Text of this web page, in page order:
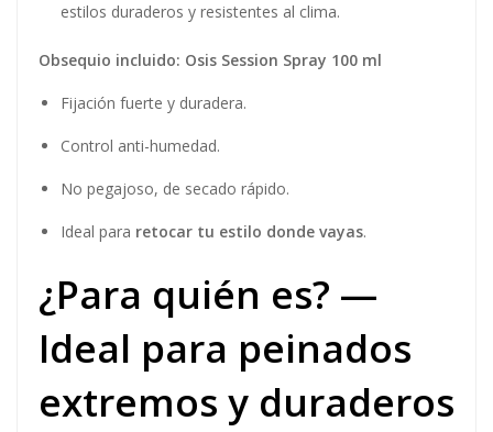
estilos duraderos y resistentes al clima.
Obsequio incluido: Osis Session Spray 100 ml
Fijación fuerte y duradera.
Control anti-humedad.
No pegajoso, de secado rápido.
Ideal para retocar tu estilo donde vayas.
¿Para quién es? —
Ideal para peinados
extremos y duraderos